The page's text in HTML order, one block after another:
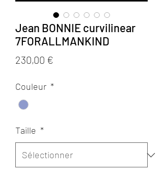
Jean BONNIE curvilinear
7FORALLMANKIND
230,00 €
Couleur *
Taille *